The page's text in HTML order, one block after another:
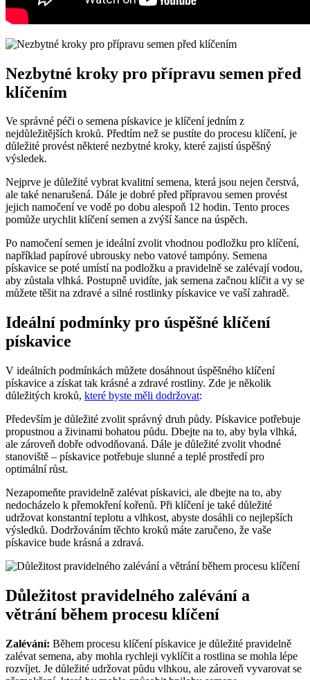
Nezbytné kroky pro přípravu semen před
klíčením
Ve správné péči o semena pískavice je klíčení jedním z
nejdůležitějších kroků. Předtím než se pustíte do procesu klíčení, je
důležité provést některé nezbytné kroky, které zajistí úspěšný
výsledek.
Nejprve je důležité vybrat kvalitní semena, která jsou nejen čerstvá,
ale také nenarušená. Dále je dobré před přípravou semen provést
jejich namočení ve vodě po dobu alespoň 12 hodin. Tento proces
pomůže urychlit klíčení semen a zvýší šance na úspěch.
Po namočení semen je ideální zvolit vhodnou podložku pro klíčení,
například papírové ubrousky nebo vatové tampóny. Semena
pískavice se poté umístí na podložku a pravidelně se zalévají vodou,
aby zůstala vlhká. Postupně uvidíte, jak semena začnou klíčit a vy se
můžete těšit na zdravé a silné rostlinky pískavice ve vaší zahradě.
Ideální podmínky pro úspěšné klíčení
pískavice
V ideálních podmínkách můžete dosáhnout úspěšného klíčení
pískavice a získat tak krásné a zdravé rostliny. Zde je několik
důležitých kroků, které byste měli dodržovat:
Především je důležité zvolit správný druh půdy. Pískavice potřebuje
propustnou a živinami bohatou půdu. Dbejte na to, aby byla vlhká,
ale zároveň dobře odvodňovaná. Dále je důležité zvolit vhodné
stanoviště – pískavice potřebuje slunné a teplé prostředí pro
optimální růst.
Nezapomeňte pravidelně zalévat pískavici, ale dbejte na to, aby
nedocházelo k přemokření kořenů. Při klíčení je také důležité
udržovat konstantní teplotu a vlhkost, abyste dosáhli co nejlepších
výsledků. Dodržováním těchto kroků máte zaručeno, že vaše
pískavice bude krásná a zdravá.
Důležitost pravidelného zalévání a
větrání během procesu klíčení
Zalévání: Během procesu klíčení pískavice je důležité pravidelně
zalévat semena, aby mohla rychleji vyklíčit a rostlina se mohla lépe
rozvíjet. Je důležité udržovat půdu vlhkou, ale zároveň vyvarovat se